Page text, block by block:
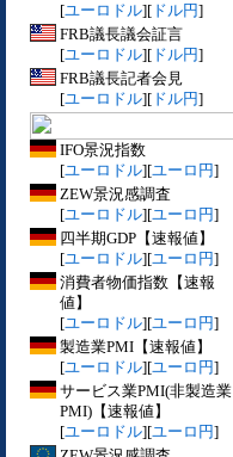
[ユーロドル][ ドル円]
FRB議長議会証言
[ユーロドル][ ドル円]
FRB議長記者会見
[ユーロドル][ ドル円]
IFO景況指数
[ユーロドル][ユーロ円]
ZEW景況感調査
[ユーロドル][ユーロ円]
四半期GDP【速報値】
[ユーロドル][ユーロ円]
消費者物価指数【速報
値】
[ユーロドル][ユーロ円]
製造業PMI【速報値】
[ユーロドル][ユーロ円]
サービス業PMI(非製造業
PMI)【速報値】
[ユーロドル][ユーロ円]